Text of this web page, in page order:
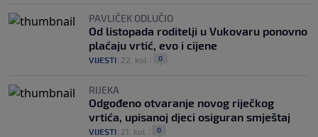
PAVLIČEK ODLUČIO
Od listopada roditelji u Vukovaru ponovno
plaćaju vrtić, evo i cijene
VIJESTI 22. kol. 0
RIJEKA
Odgođeno otvaranje novog riječkog
vrtića, upisanoj djeci osiguran smještaj
VIJESTI 21. kol. 0